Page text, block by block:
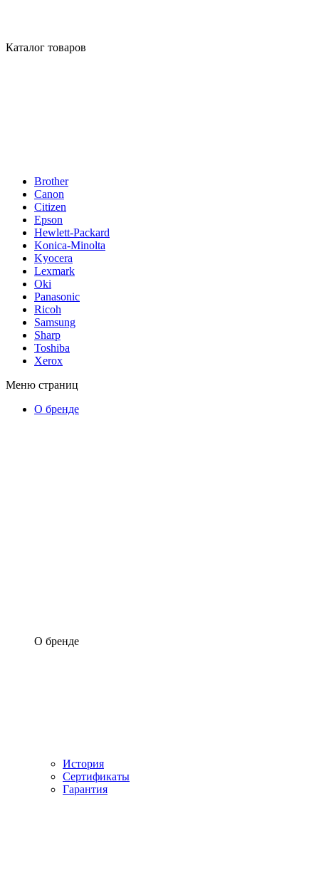
Каталог товаров
Brother
Canon
Citizen
Epson
Hewlett-Packard
Konica-Minolta
Kyocera
Lexmark
Oki
Panasonic
Ricoh
Samsung
Sharp
Toshiba
Xerox
Меню страниц
О бренде
О бренде
История
Сертификаты
Гарантия